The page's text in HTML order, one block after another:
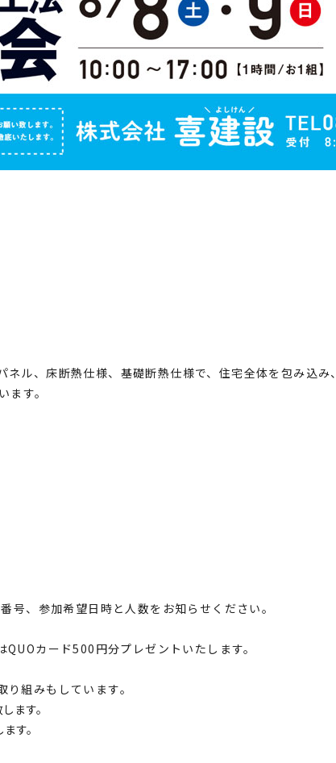
ル、床断熱仕様、基礎断熱仕様で、住宅全体を包み込み、
ます。
号、参加希望日時と人数をお知らせください。
QUOカード500円分プレゼント いたします。
組みもしています。
ます。
す。